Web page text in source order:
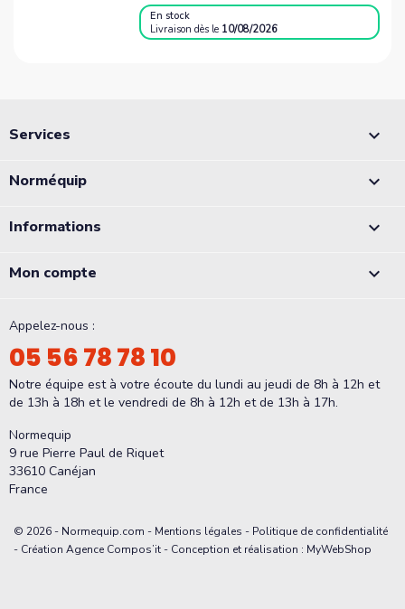
En stock
Livraisondès le 10/08/2026
Services 
Norméquip 
Informations 
Mon compte 
Appelez-nous :
05 56 78 78 10
Notre équipe est à votre écoute du lundi au jeudi de 8h à 12h et
de 13h à 18h et le vendredi de 8h à 12h et de 13h à 17h.
Normequip
9 rue Pierre Paul de Riquet
33610 Canéjan
France
© 2026 - Normequip.com - Mentions légales - Politique de confidentialité
- Création Agence Compos’it - Conception et réalisation : MyWebShop